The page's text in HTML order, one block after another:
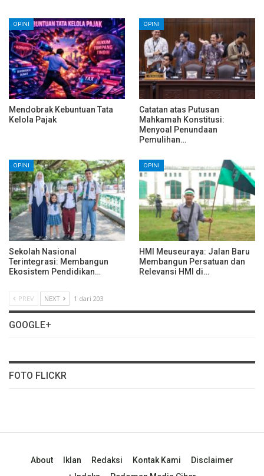
OPINI
Mendobrak Kebuntuan Tata
Kelola Pajak
OPINI
Catatan atas Putusan
Mahkamah Konstitusi:
Menyoal Penundaan
Pemulihan…
OPINI
Sekolah Nasional
Terintegrasi: Membangun
Ekosistem Pendidikan…
OPINI
HMI Meuseuraya: Jalan Baru
Membangun Persatuan dan
Relevansi HMI di…
PREV NEXT 1 dari 203
GOOGLE+
FOTO FLICKR
About Iklan Redaksi Kontak Kami
Disclaimer